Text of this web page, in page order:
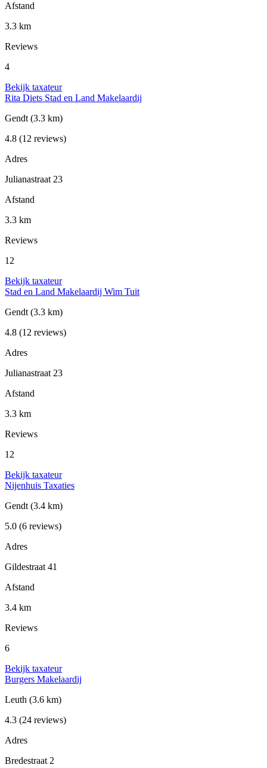
Afstand
3.3 km
Reviews
4
Bekijk taxateur
Rita Diets Stad en Land Makelaardij
Gendt (3.3 km)
4.8 (12 reviews)
Adres
Julianastraat 23
Afstand
3.3 km
Reviews
12
Bekijk taxateur
Stad en Land Makelaardij Wim Tuit
Gendt (3.3 km)
4.8 (12 reviews)
Adres
Julianastraat 23
Afstand
3.3 km
Reviews
12
Bekijk taxateur
Nijenhuis Taxaties
Gendt (3.4 km)
5.0 (6 reviews)
Adres
Gildestraat 41
Afstand
3.4 km
Reviews
6
Bekijk taxateur
Burgers Makelaardij
Leuth (3.6 km)
4.3 (24 reviews)
Adres
Bredestraat 2